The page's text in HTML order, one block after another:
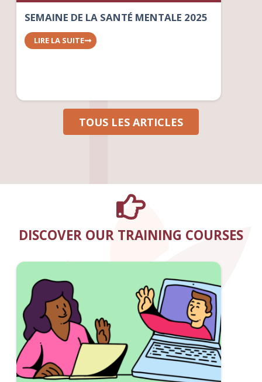
SEMAINE DE LA SANTÉ MENTALE 2025
LIRE LA SUITE
TOUS LES ARTICLES
DISCOVER OUR TRAINING COURSES